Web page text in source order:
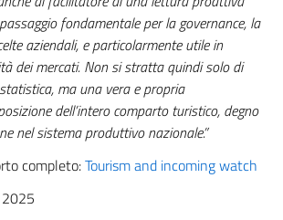
fondamentale per la governance, la
aziendali, e particolarmente utile in
dei mercati. Non si stratta quindi solo di
ma una vera e propria
dell’intero comparto turistico, degno
nel sistema produttivo nazionale.”
completo:Tourism and incoming watch